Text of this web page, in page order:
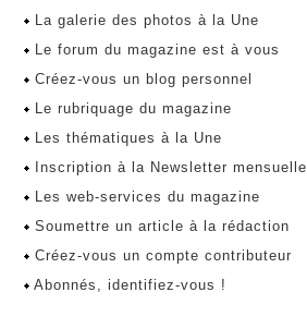
La galerie des photos à la Une
Le forum du magazine est à vous
Créez-vous un blog personnel
Le rubriquage du magazine
Les thématiques à la Une
Inscription à la Newsletter mensuelle
Les web-services du magazine
Soumettre un article à la rédaction
Créez-vous un compte contributeur
Abonnés, identifiez-vous !